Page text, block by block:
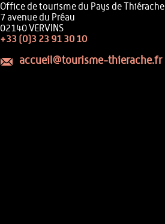
Office de tourisme du Pays de Thiérache
7 avenue du Préau
02140 VERVINS
+33 (0)3 23 91 30 10
accueil@tourisme-thierache.fr